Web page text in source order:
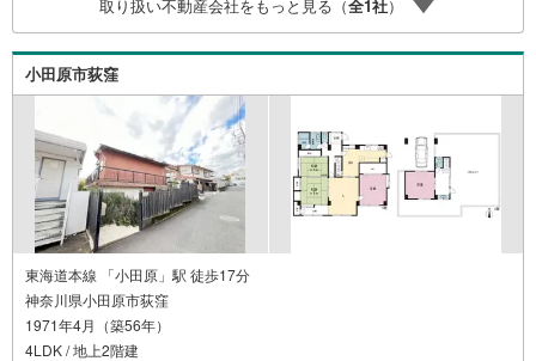
取り扱い不動産会社をもっと見る（全1社）
小田原市荻窪
東海道本線 「小田原」駅 徒歩17分
神奈川県小田原市荻窪
1971年4月（築56年）
4LDK / 地上2階建